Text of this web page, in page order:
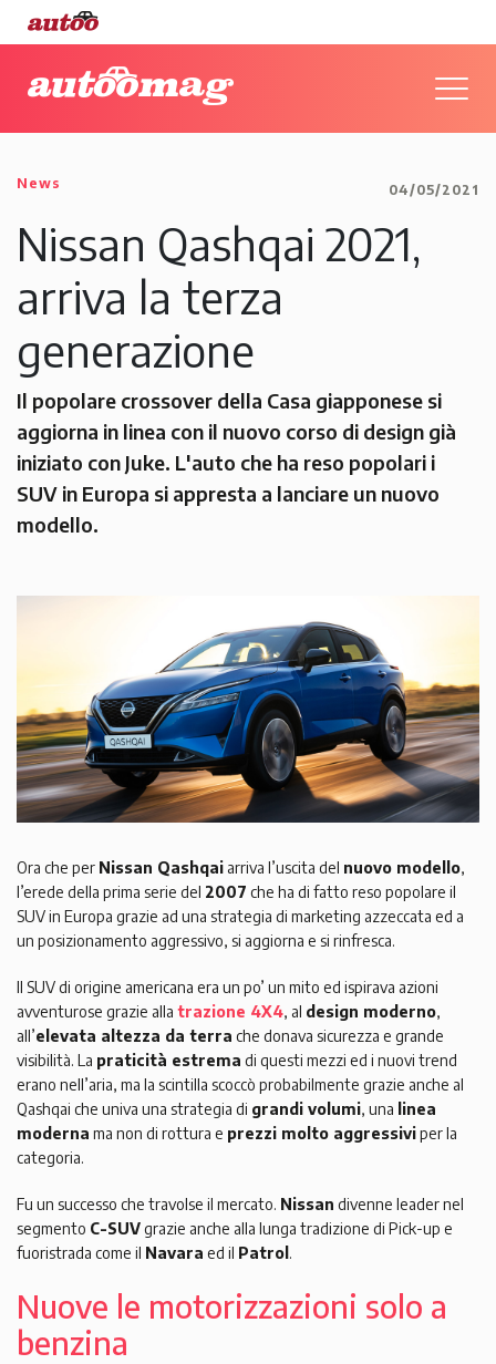
News 04/05/2021
Nissan Qashqai 2021,
arriva la terza
generazione
Il popolare crossover della Casa giapponese si
aggiorna in linea con il nuovo corso di design già
iniziato con Juke. L'auto che ha reso popolari i
SUV in Europa si appresta a lanciare un nuovo
modello.
Ora che per Nissan Qashqai arriva l’uscita del nuovo modello,
l’erede della prima serie del 2007 che ha di fatto reso popolare il
SUV in Europa grazie ad una strategia di marketing azzeccata ed a
un posizionamento aggressivo, si aggiorna e si rinfresca.
Il SUV di origine americana era un po’ un mito ed ispirava azioni
avventurose grazie alla trazione 4X4, al design moderno,
all’elevata altezza da terra che donava sicurezza e grande
visibilità. La praticità estrema di questi mezzi ed i nuovi trend
erano nell’aria, ma la scintilla scoccò probabilmente grazie anche al
Qashqai che univa una strategia di grandi volumi, una linea
moderna ma non di rottura e prezzi molto aggressiviper la
categoria.
Fu un successo che travolse il mercato. Nissan divenne leader nel
segmento C-SUVgrazie anche alla lunga tradizione di Pick-up e
fuoristrada come il Navara ed il Patrol .
Nuove le motorizzazioni solo a
benzina